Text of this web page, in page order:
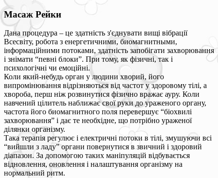
Масаж Рейки
Дана процедура – це здатність з'єднувати вищі вібрації
Всесвіту, робота з енергетичними, биомагнитными,
інформаційними потоками, здатність запобігати захворювання
і знімати “певні блоки”. При тому, як фізичні, так і
психологічні чи емоційні.
Коли який-небудь орган у людини хворий, його
випромінювання відрізняються від частот у здоровому тілі, а
хвороба, перш ніж розвинутися фізично вражає ауру. Коли
навчений цілитель наближає свої руки до ураженого органу,
частота його биомагнитного поля перевершує “біохвилі
захворювання” і дає те необхідне, що потрібно ураженої
ділянки організму.
Така терапія регулює і електричні потоки в тілі, змушуючи всі
“вийшли з ладу” органи повернутися в звичний і здоровий
діапазон. За допомогою таких маніпуляцій відбувається
відновлення, оновлення і налаштування організму на
нормальний ритм.